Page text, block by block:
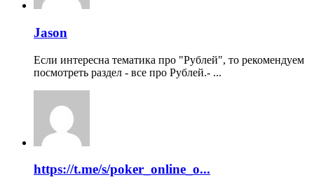
Jason
Если интересна тематика про "Рублей", то рекомендуем
посмотреть раздел - все про Рублей.- ...
https://t.me/s/poker_online_o...